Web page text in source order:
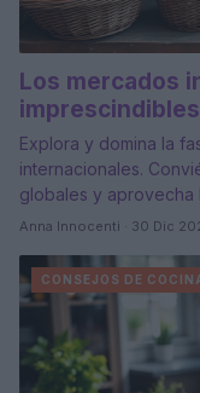
Los mercados
Explora y domina la
internacionales.
globales y
Anna Innocenti · 30 Dic
CONSEJOS DE